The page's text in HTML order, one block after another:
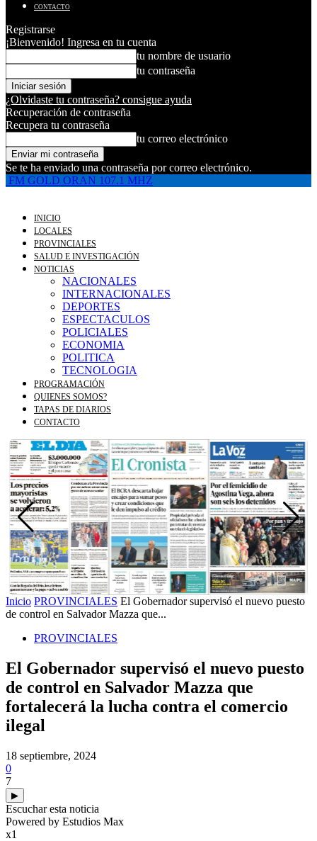
CONTACTO
Registrarse
¡Bienvenido! Ingresa en tu cuenta
tu nombre de usuario
tu contraseña
¿Olvidaste tu contraseña? consigue ayuda
Recuperación de contraseña
Recupera tu contraseña
tu correo electrónico
Se te ha enviado una contraseña por correo electrónico.
FM GOLD ORAN 107.1 MHZ
INICIO
LOCALES
PROVINCIALES
SALUD E INVESTIGACIÓN
NOTICIAS
NACIONALES
INTERNACIONALES
DEPORTES
ESPECTACULOS
POLICIALES
ECONOMIA
POLITICA
TECNOLOGIA
PROGRAMACIÓN
QUIENES SOMOS?
TAPAS DE DIARIOS
CONTACTO
Inicio PROVINCIALES El Gobernador supervisó el nuevo puesto
de control en Salvador Mazza que...
PROVINCIALES
El Gobernador supervisó el nuevo puesto
de control en Salvador Mazza que
fortalecerá la lucha contra el comercio
ilegal
18 septiembre, 2024
0
7
▶
Escuchar esta noticia
Powered by Estudios Max
x1